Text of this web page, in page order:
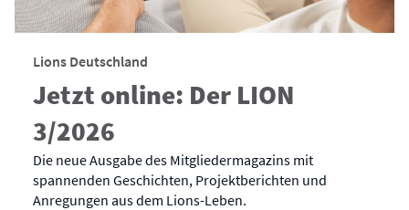
Lions Deutschland
Jetzt online: Der LION
3/2026
Die neue Ausgabe des Mitgliedermagazins mit
spannenden Geschichten, Projektberichten und
Anregungen aus dem Lions-Leben.